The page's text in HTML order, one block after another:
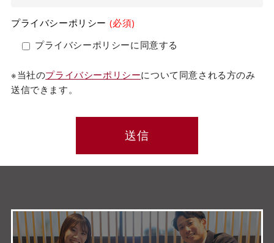
プライバシーポリシー (必須)
プライバシーポリシーに同意する
※当社のプライバシーポリシーについて同意される方のみ
送信できます。